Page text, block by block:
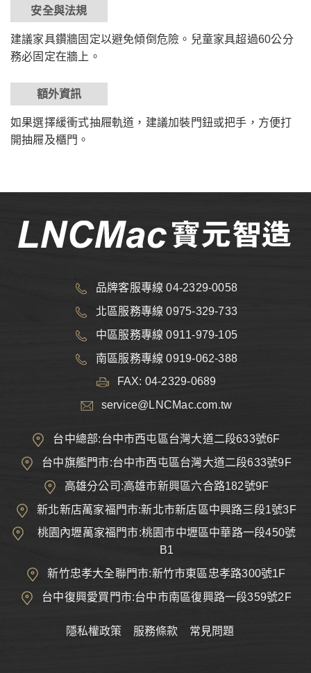
安全與法規
建議家具鑽牆固定以避免傾倒危險。兒童家具超過60公分
務必固定在牆上。
額外資訊
如果選擇緩衝式抽屜軌道，建議加裝門鈕或把手，方便打
開抽屜及櫃門。
品牌客服專線 04-2329-0058
北區服務專線 0975-329-733
中區服務專線 0911-979-105
南區服務專線 0919-062-388
FAX: 04-2329-0689
service@LNCMac.com.tw
台中總部:台中市西屯區台灣大道二段633號6F
台中旗艦門市:台中市西屯區台灣大道二段633號9F
高雄分公司:高雄市新興區六合路182號9F
新北新店萬家福門市:新北市新店區中興路三段1號3F
桃園內壢萬家福門市:桃園市中壢區中華路一段450號
B1
新竹忠孝大全聯門市:新竹市東區忠孝路300號1F
台中復興愛買門市:台中市南區復興路一段359號2F
隱私權政策 服務條款 常見問題